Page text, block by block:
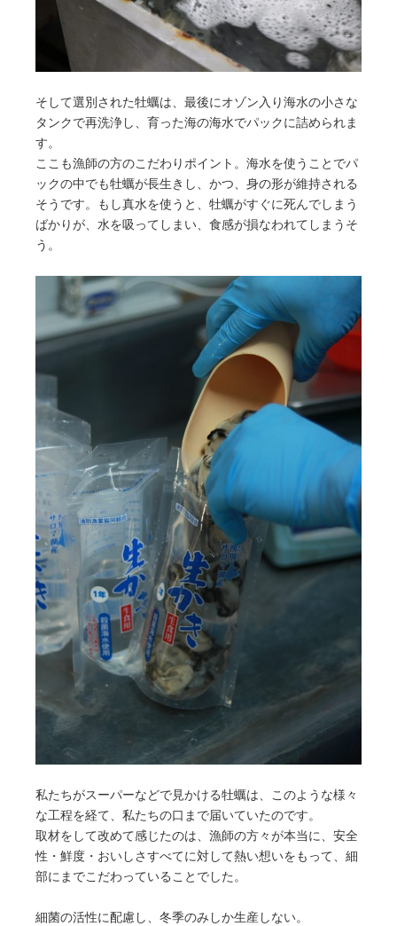
そして選別された牡蠣は、最後にオゾン入り海水の小さな
タンクで再洗浄し、育った海の海水でパックに詰められま
す。
ここも漁師の方のこだわりポイント。海水を使うことでパ
ックの中でも牡蠣が長生きし、かつ、身の形が維持される
そうです。もし真水を使うと、牡蠣がすぐに死んでしまう
ばかりが、水を吸ってしまい、食感が損なわれてしまうそ
う。
私たちがスーパーなどで見かける牡蠣は、このような様々
な工程を経て、私たちの口まで届いていたのです。
取材をして改めて感じたのは、漁師の方々が本当に、安全
性・鮮度・おいしさすべてに対して熱い想いをもって、細
部にまでこだわっていることでした。
細菌の活性に配慮し、冬季のみしか生産しない。